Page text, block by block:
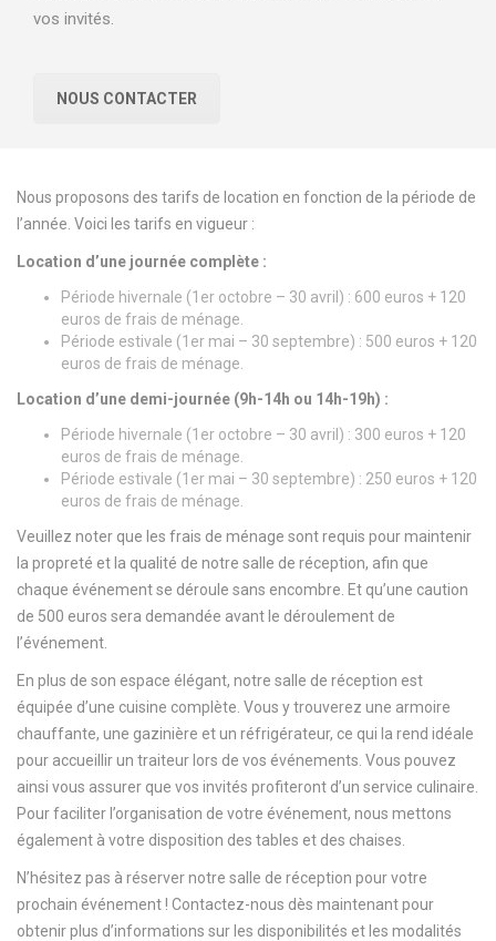
vos invités.
NOUS CONTACTER
Nous proposons des tarifs de location en fonction de la période de
l’année. Voici les tarifs en vigueur :
Location d’une journée complète :
Période hivernale (1er octobre – 30 avril) : 600 euros + 120
euros de frais de ménage.
Période estivale (1er mai – 30 septembre) : 500 euros + 120
euros de frais de ménage.
Location d’une demi-journée (9h-14h ou 14h-19h) :
Période hivernale (1er octobre – 30 avril) : 300 euros + 120
euros de frais de ménage.
Période estivale (1er mai – 30 septembre) : 250 euros + 120
euros de frais de ménage.
Veuillez noter que les frais de ménage sont requis pour maintenir
la propreté et la qualité de notre salle de réception, afin que
chaque événement se déroule sans encombre. Et qu’une caution
de 500 euros sera demandée avant le déroulement de
l’événement.
En plus de son espace élégant, notre salle de réception est
équipée d’une cuisine complète. Vous y trouverez une armoire
chauffante, une gazinière et un réfrigérateur, ce qui la rend idéale
pour accueillir un traiteur lors de vos événements. Vous pouvez
ainsi vous assurer que vos invités profiteront d’un service culinaire.
Pour faciliter l’organisation de votre événement, nous mettons
également à votre disposition des tables et des chaises.
N’hésitez pas à réserver notre salle de réception pour votre
prochain événement ! Contactez-nous dès maintenant pour
obtenir plus d’informations sur les disponibilités et les modalités